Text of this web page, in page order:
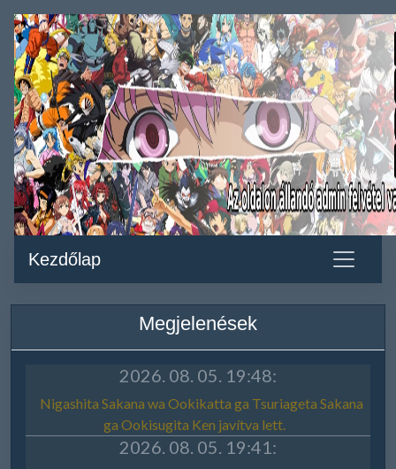
Kezdőlap
Megjelenések